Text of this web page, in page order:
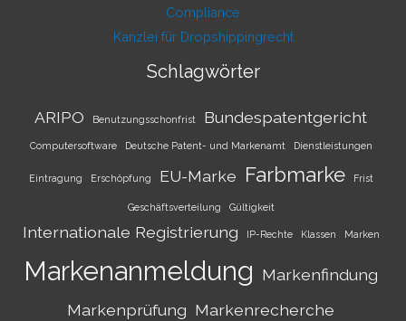
Compliance
Kanzlei für Dropshippingrecht
Schlagwörter
ARIPO Benutzungsschonfrist Bundespatentgericht
Computersoftware Deutsche Patent- und Markenamt Dienstleistungen
Eintragung Erschöpfung EU-Marke Farbmarke Frist
Geschäftsverteilung Gültigkeit
Internationale Registrierung IP-Rechte Klassen Marken
Markenanmeldung Markenfindung
Markenprüfung Markenrecherche